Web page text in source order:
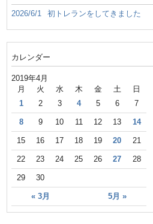
2026/6/1 初トレランをしてきました
カレンダー
2019年4月
月 火 水 木 金 土 日
« 3月 5月 »
1 2 3 4 5 6 7
8 9 10 11 12 13 14
15 16 17 18 19 20 21
22 23 24 25 26 27 28
29 30